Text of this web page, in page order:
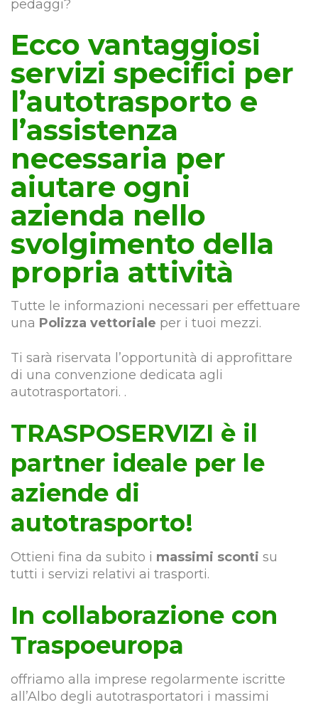
pedaggi?
Ecco vantaggiosi
servizi specifici per
l’autotrasporto e
l’assistenza
necessaria per
aiutare ogni
azienda nello
svolgimento della
propria attività
Tutte le informazioni necessari per effettuare
una Polizza vettoriale per i tuoi mezzi.
Ti sarà riservata l’opportunità di approfittare
di una convenzione dedicata agli
autotrasportatori. .
TRASPOSERVIZI è il
partner ideale per le
aziende di
autotrasporto!
Ottieni fina da subito i massimi sconti su
tutti i servizi relativi ai trasporti.
In collaborazione con
Traspoeuropa
offriamo alla imprese regolarmente iscritte
all’Albo degli autotrasportatori i massimi